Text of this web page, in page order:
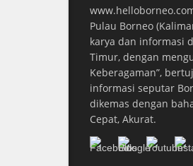
Pulau Borneo
karya dan informasi
Timur, dengan
Keberagaman”,
informasi seputar
dikemas dengan
Cepat, Akurat.